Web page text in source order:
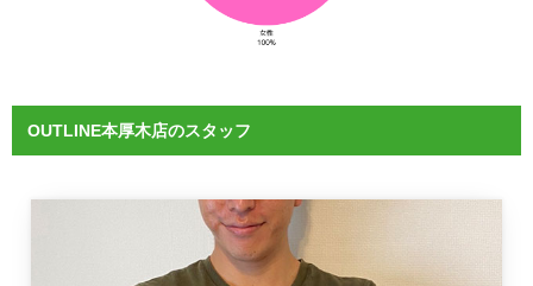
OUTLINE本厚木店のスタッフ